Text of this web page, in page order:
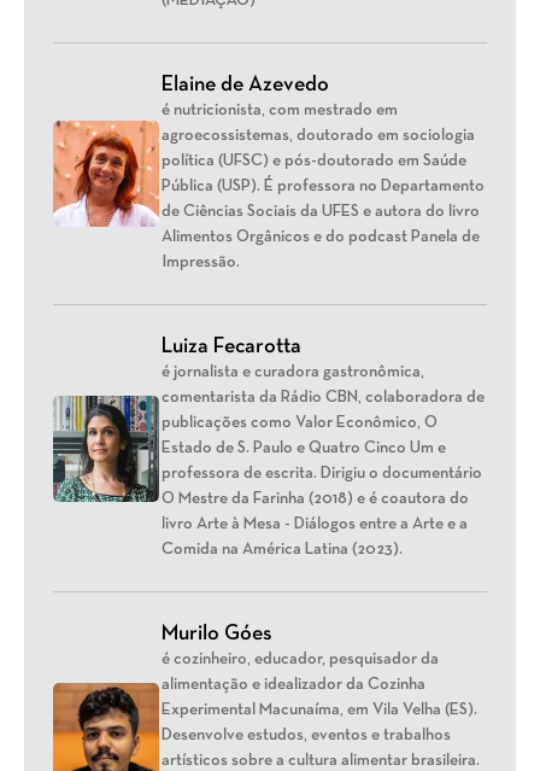
Elaine de Azevedo
é nutricionista, com mestrado em
agroecossistemas, doutorado em sociologia
política (UFSC) e pós-doutorado em Saúde
Pública (USP). É professora no Departamento
de Ciências Sociais da UFES e autora do livro
Alimentos Orgânicos e do podcast Panela de
Impressão.
Luiza Fecarotta
é jornalista e curadora gastronômica,
comentarista da Rádio CBN, colaboradora de
publicações como Valor Econômico, O
Estado de S. Paulo e Quatro Cinco Um e
professora de escrita. Dirigiu o documentário
O Mestre da Farinha (2018) e é coautora do
livro Arte à Mesa - Diálogos entre a Arte e a
Comida na América Latina (2023).
Murilo Góes
é cozinheiro, educador, pesquisador da
alimentação e idealizador da Cozinha
Experimental Macunaíma, em Vila Velha (ES).
Desenvolve estudos, eventos e trabalhos
artísticos sobre a cultura alimentar brasileira.